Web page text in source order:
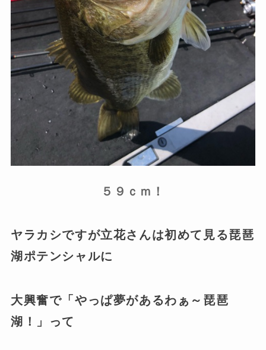
５９ｃｍ！
ヤラカシですが立花さんは初めて見る琵琶
湖ポテンシャルに
大興奮で「やっぱ夢があるわぁ～琵琶
湖！」って